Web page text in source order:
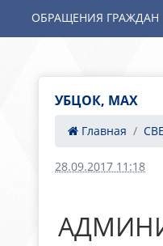
ОБРАЩЕНИЯ ГРАЖДАН
УБЦОК, MAX
Главная
28.09.2017 11:18